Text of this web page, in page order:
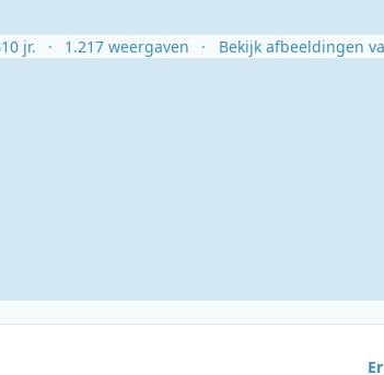
10 jr. 1.217 weergaven Bekijk afbeeldingen